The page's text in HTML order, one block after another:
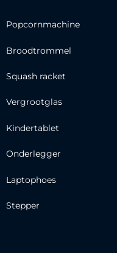
Popcornmachine
Broodtrommel
Squash racket
Vergrootglas
Kindertablet
Onderlegger
Laptophoes
Stepper